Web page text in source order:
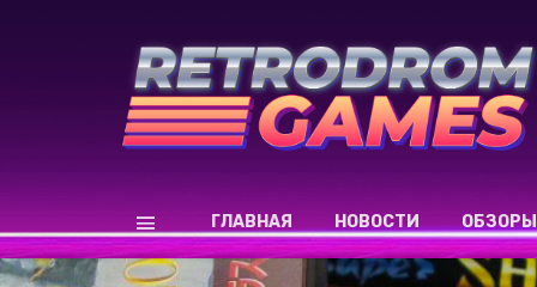
ГЛАВНАЯ НОВОСТИ ОБЗОРЫ